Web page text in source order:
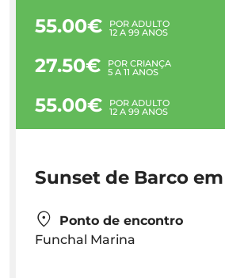
55.00€ POR ADULTO
12 A 99 ANOS
27.50€ POR CRIANÇA
5 A 11 ANOS
55.00€ POR ADULTO
12 A 99 ANOS
Sunset de Barco
Ponto de encontro
Funchal Marina